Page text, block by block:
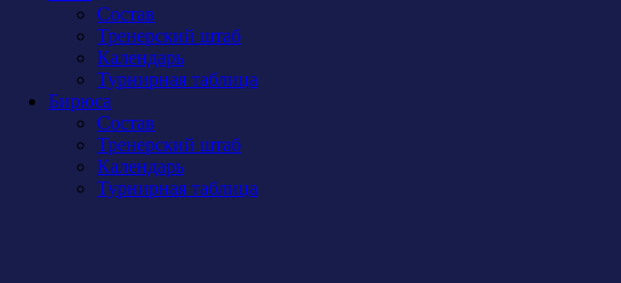
Состав
Тренерский штаб
Календарь
Турнирная таблица
Бирюса
Состав
Тренерский штаб
Календарь
Турнирная таблица